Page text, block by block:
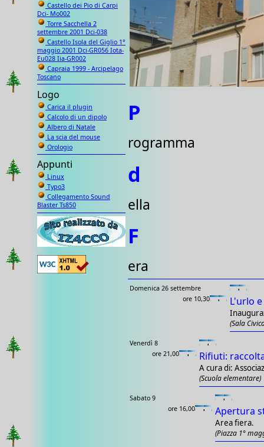
Castello dei Pio di Carpi
Dci- Mo002
Torre Sacchella 2
settembre 2001 Dci-038
Castello Isola del Giglio 1°
maggio 2001 Dci-GR056 Iota-
Eu028 Iia-GR002
Capraia 1999 - Arcipelago
Toscano
Logo
Carica il plugin
Calcolo di un dipolo
Albero di Natale
La scia del mouse
Orologio
Appunti
Linux
Typo3
Collegamento Sound
Blaster Ts850
P
rogramma
d
ella
F
era
Domenica 26 settembre
ore 10,30
L'urlo
(Sala
Venerdì 8
ore 21,00
Rifiuti:
A cura di:
(Scuola elementare)
Sabato 9
ore 16,00
Apertura
Area fiera.
(Piazza 1°